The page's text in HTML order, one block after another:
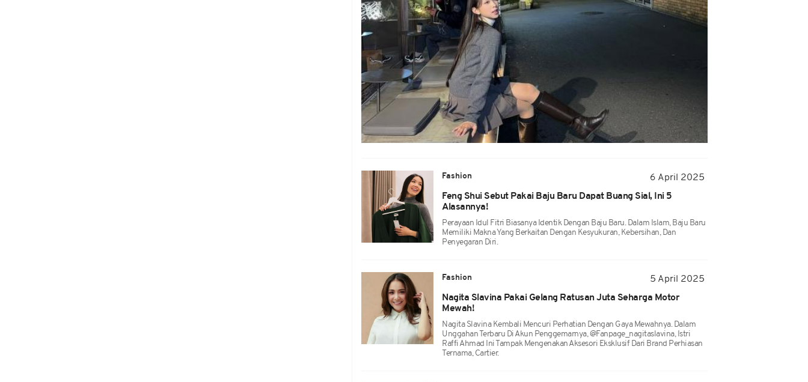
Fashion
6 April 2025
Feng Shui Sebut Pakai Baju Baru Dapat Buang Sial, Ini 5
Alasannya!
Perayaan Idul Fitri Biasanya Identik Dengan Baju Baru. Dalam Islam, Baju Baru
Memiliki Makna Yang Berkaitan Dengan Kesyukuran, Kebersihan, Dan
Penyegaran Diri.
Fashion
5 April 2025
Nagita Slavina Pakai Gelang Ratusan Juta Seharga Motor
Mewah!
Nagita Slavina Kembali Mencuri Perhatian Dengan Gaya Mewahnya. Dalam
Unggahan Terbaru Di Akun Penggemarnya, @fanpage_nagitaslavina, Istri
Raffi Ahmad Ini Tampak Mengenakan Aksesori Eksklusif Dari Brand Perhiasan
Ternama, Cartier.